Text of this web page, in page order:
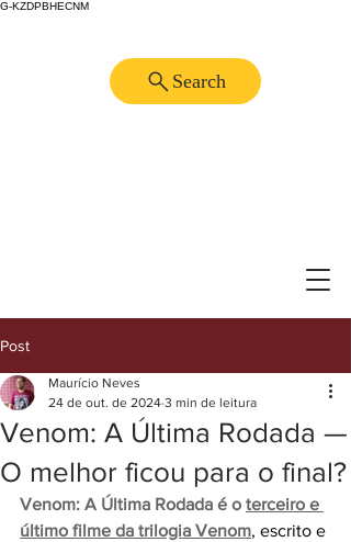
G-KZDPBHECNM
Search
Post
Venom: A Última Rodada —
O melhor ficou para o final?
Maurício Neves
24 de out. de 2024 3 min de leitura
Venom: A Última Rodada é o terceiro e
último filme da trilogia Venom, escrito e